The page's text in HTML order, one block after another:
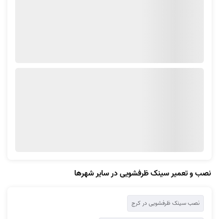
که به این خدمت نیاز پیدا کنید، می‌توانید با مراجعه به وب سایت و یا
توجه قرار گیرد تا در نهایت شما سینکی داشته باشید که آب نمی‌دهد،
لوله‌هاش نمی‌گیرد و آب داخل سینک جمع نمی‌شود. این موارد عبارتند از؛
با توجه به نوع سینک لوله کشی و اتصالات آن نصب گردد. زیرانحوه بستن
لوله های زیر سینک ظرفشویی می‌تواند بسته به نوع سینک متفاوت باشد.
نصب و تعمیر سینک ظرفشویی در سایر شهرها
نصب سینک ظرفشویی در کرج